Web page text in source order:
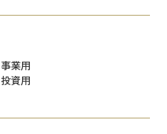
事業用
投資用